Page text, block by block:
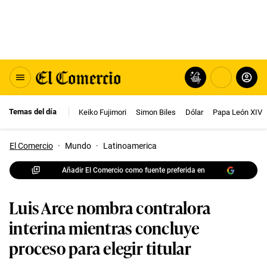
Temas del día Keiko Fujimori Simon Biles Dólar Papa León XIV
El Comercio · Mundo · Latinoamerica
Añadir El Comercio como fuente preferida en
Luis Arce nombra contralora
interina mientras concluye
proceso para elegir titular